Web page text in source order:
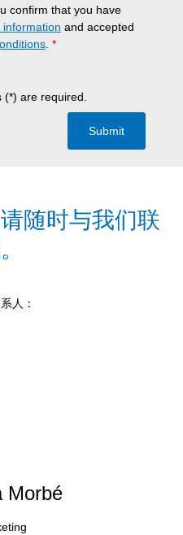
confirm that you have
and accepted
. *
(*) are required.
Submit
随时与我们联
人：
Morbé